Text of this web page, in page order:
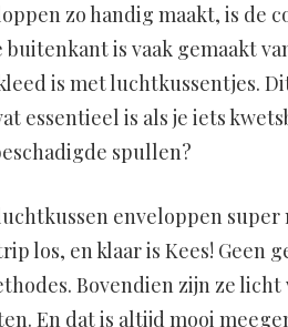
zo handig maakt, is de
buitenkant is vaak gemaakt
is met luchtkussentjes.
essentieel is als je iets
spullen?
enveloppen
los, en klaar is Kees! Geen
Bovendien zijn ze
En dat is altijd mooi